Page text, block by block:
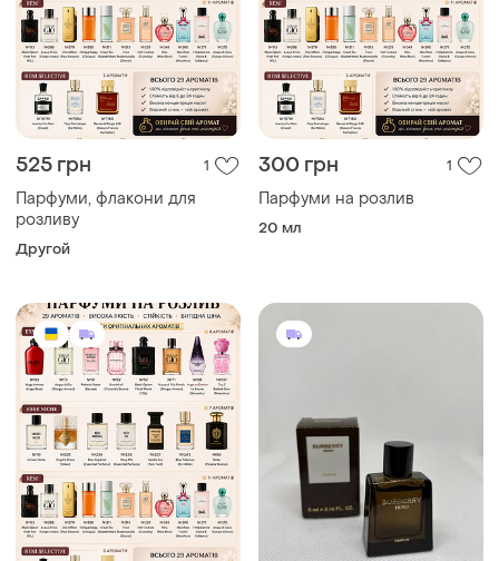
525 грн 1
Парфуми, флакони для
розливу
Другой
300 грн 1
Парфуми на розлив
20 мл